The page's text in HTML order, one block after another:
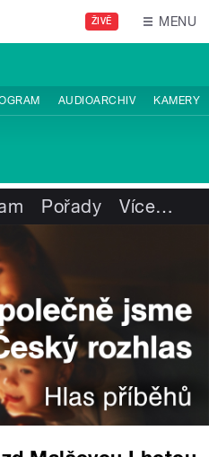
ŽIVĚ MENU
AUDIOARCHIV KAMERY
Pořady Více…